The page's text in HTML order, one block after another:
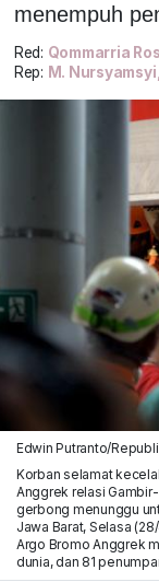
menempuh
Red: Qommarria
Rep: M.
Edwin Putranto/
Korban selamat
Anggrek relasi
gerbong menunggu
Jawa Barat, Selasa
Argo Bromo Anggrek
dunia, dan 81